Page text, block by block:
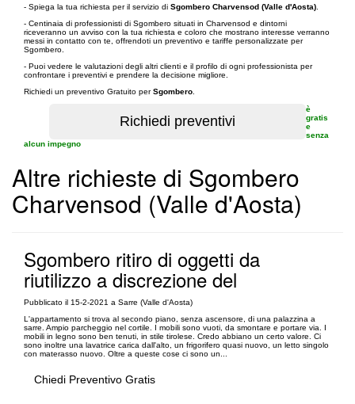
- Spiega la tua richiesta per il servizio di Sgombero Charvensod (Valle d'Aosta)
- Centinaia di professionisti di Sgombero situati in Charvensod e dintorni
riceveranno un avviso con la tua richiesta e coloro che mostrano interesse verranno
messi in contatto con te, offrendoti un preventivo e tariffe personalizzate per
Sgombero.
- Puoi vedere le valutazioni degli altri clienti e il profilo di ogni professionista per
confrontare i preventivi e prendere la decisione migliore.
Richiedi un preventivo Gratuito perSgombero
è
gratis
e
senza
alcun impegno
Altre richieste di Sgombero
Charvensod (Valle d'Aosta)
Sgombero ritiro di oggetti da
riutilizzo a discrezione del
Pubblicato il 15-2-2021 a Sarre (Valle d'Aosta)
L'appartamento si trova al secondo piano, senza ascensore, di una palazzina a
sarre. Ampio parcheggio nel cortile. I mobili sono vuoti, da smontare e portare via. I
mobili in legno sono ben tenuti, in stile tirolese. Credo abbiano un certo valore. Ci
sono inoltre una lavatrice carica dall'alto, un frigorifero quasi nuovo, un letto singolo
con materasso nuovo. Oltre a queste cose ci sono un...
Chiedi Preventivo Gratis